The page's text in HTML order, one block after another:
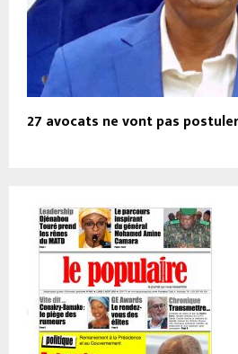
27 avocats ne vont pas